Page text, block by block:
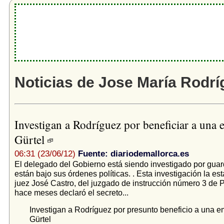
Noticias de Jose María
Investigan a Rodríguez por beneficiar a una
Gürtel
06:31 (23/06/12) Fuente: diariodemallorca.es
El delegado del Gobierno está siendo investigado por
están bajo sus órdenes políticas. . Esta investigación la
juez José Castro, del juzgado de instrucción número 3 de
hace meses declaró el secreto...
Investigan a Rodríguez por presunto beneficio a una
Gürtel